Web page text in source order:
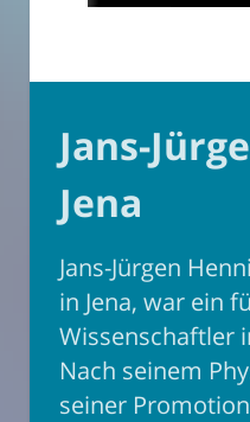
Jans-
Jena
Jans-Jürgen
in Jena, war ein
Wissenschaftler
Nach seinem
seiner